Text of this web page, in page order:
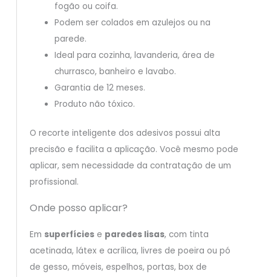
fogão ou coifa.
Podem ser colados em azulejos ou na
parede.
Ideal para cozinha, lavanderia, área de
churrasco, banheiro e lavabo.
Garantia de 12 meses.
Produto não tóxico.
O recorte inteligente dos adesivos possui alta
precisão e facilita a aplicação. Você mesmo pode
aplicar, sem necessidade da contratação de um
profissional.
Onde posso aplicar?
Em superfíciese paredes lisas, com tinta
acetinada, látex e acrílica, livres de poeira ou pó
de gesso, móveis, espelhos, portas, box de